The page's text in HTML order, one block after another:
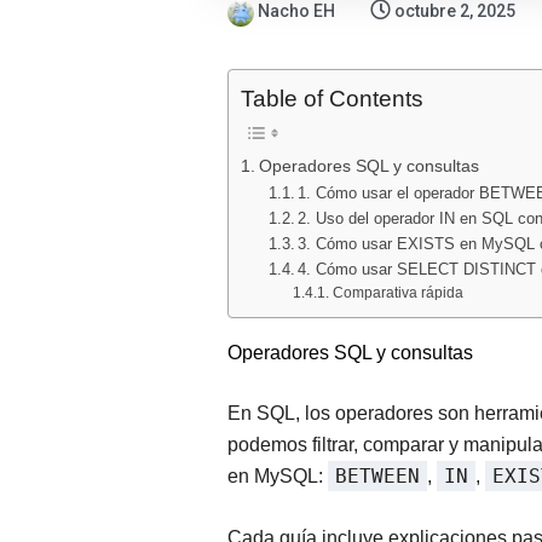
Nacho EH octubre 2, 2025
Table of Contents
Operadores SQL y consultas
1. Cómo usar el operador
2. Uso del operador IN en SQL
3. Cómo usar EXISTS en MySQL
4. Cómo usar SELECT DISTINCT
Comparativa rápida
Operadores SQL y consultas
En SQL, los operadores son
podemos filtrar, comparar y
en MySQL:
BETWEEN , IN ,